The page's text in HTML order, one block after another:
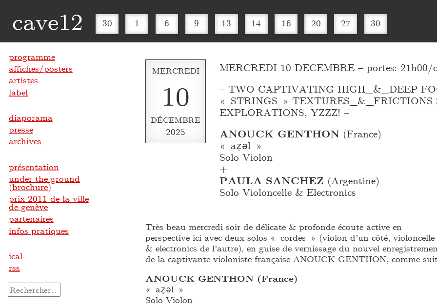
cave12 30 1 6 9 13 14 16 20 27 30
MERCREDI
10
DÉCEMBRE
2025
MERCREDI 10 DECEMBRE – portes: 21h00/
– TWO CAPTIVATING HIGH_ &_ DEEP
« STRINGS » TEXTURES_ &_ FRICTIONS
EXPLORATIONS, YZZZ! –
ANOUCK GENTHON (France)
« aẓǝl »
Solo Violon
+
PAULA SANCHEZ (Argentine)
Solo Violoncelle & Electronics
Très beau mercredi soir de délicate & profonde écoute active en
perspective ici avec deux solos « cordes » (violon d’un côté, violoncelle
& electronics de l’autre), en guise de vernissage du nouvel
de la captivante violoniste française ANOUCK GENTHON, comme
ANOUCK GENTHON (France)
« aẓǝl »
Solo Violon
programme
affiches/posters
artistes
label
diaporama
presse
archives
présentation
under the ground
(brochure)
prix 2011 de la ville
de genève
partenaires
infos pratiques
ical
rss
Rechercher :